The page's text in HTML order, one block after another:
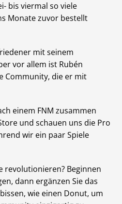
bis viermal so viele
Monate zuvor bestellt
mit seinem
vor allem ist Rubén
Community, die er mit
einem FNM zusammen
und schauen uns die Pro
wir ein paar Spiele
revolutionieren? Beginnen
dann ergänzen Sie das
wie einen Donut, um